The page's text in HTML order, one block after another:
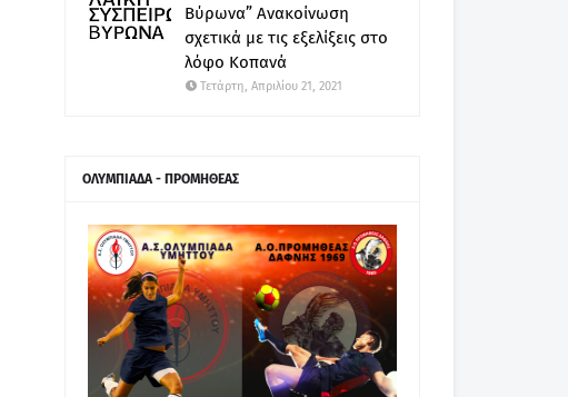
Βύρωνα” Ανακοίνωση
σχετικά με τις εξελίξεις στο
λόφο Κοπανά
Τετάρτη, Απριλίου 21, 2021
ΟΛΥΜΠΙΑΔΑ - ΠΡΟΜΗΘΕΑΣ